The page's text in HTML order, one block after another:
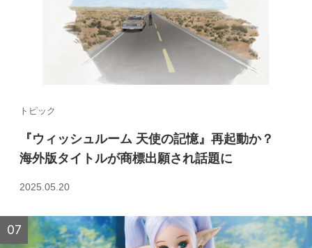
トピック
『ウィッシュルーム 天使の記憶』再起動か？
海外版タイトルが商標出願され話題に
2025.05.20